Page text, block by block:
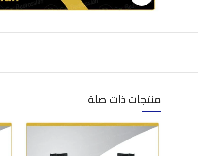
منتجات ذات صلة